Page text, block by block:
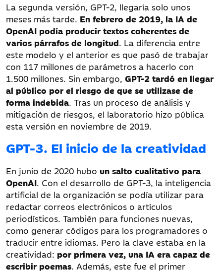
La segunda versión, GPT-2, llegaría solo unos
meses más tarde. En febrero de 2019, la IA de
OpenAI podía producir textos coherentes de
varios párrafos de longitud. La diferencia entre
este modelo y el anterior es que pasó de trabajar
con 117 millones de parámetros a hacerlo con
1.500 millones. Sin embargo, GPT-2 tardó en llegar
al público por el riesgo de que se utilizase de
forma indebida. Tras un proceso de análisis y
mitigación de riesgos, el laboratorio hizo pública
esta versión en noviembre de 2019.
GPT-3. El inicio de la creatividad
En junio de 2020 hubo un salto cualitativo para
OpenAI. Con el desarrollo de GPT-3, la inteligencia
artificial de la organización se podía utilizar para
redactar correos electrónicos o artículos
periodísticos. También para funciones nuevas,
como generar códigos para los programadores o
traducir entre idiomas. Pero la clave estaba en la
creatividad: por primera vez, una IA era capaz de
escribir poemas. Además, este fue el primer